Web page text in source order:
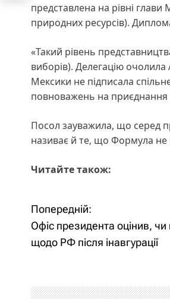
представлена на рівні глави
природних ресурсів).
«Такий рівень
виборів). Делегацію очолила
Мексики не підписала
повноважень на приєднання
Посол зауважила, що серед
називає й те, що Формула
Читайте також:
Н
а
і
Попередній:
Офіс президента оцінив,
щодо РФ після інавгурації